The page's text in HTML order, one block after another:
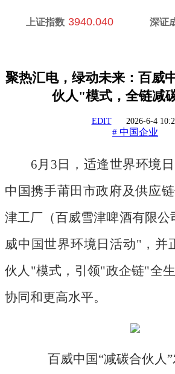
上证指数 3940.040 深证
聚热汇电，绿动未来：百威
伙人"模式，全链减
EDIT 2026-6-4
# 中国企业
6月3日，适逢世界环境
中国携手莆田市政府及供应
津工厂（百威雪津啤酒有限公
威中国世界环境日活动"，并
伙人"模式，引领"政企链"全
协同和更高水平。
百威中国“减碳合伙人